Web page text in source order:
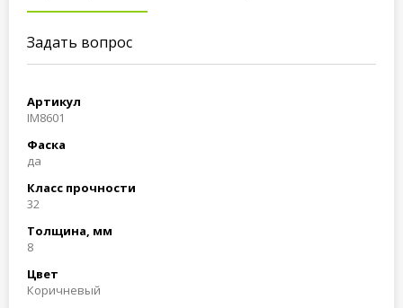
Задать вопрос
Артикул
IM8601
Фаска
да
Класс прочности
32
Толщина, мм
8
Цвет
Коричневый